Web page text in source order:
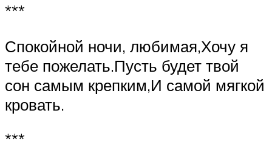
***
Спокойной ночи, любимая,Хочу я
тебе пожелать.Пусть будет твой
сон самым крепким,И самой мягкой
кровать.
***